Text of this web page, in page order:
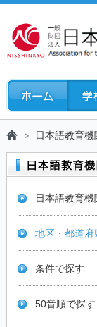
日本語教育機
日本語教育機
地区・都道府
条件で探す
50音順で探す